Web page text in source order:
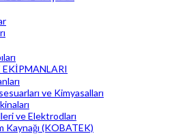
ve Kimyasalları
ve Elektrodları
Kaynağı (KOBATEK)